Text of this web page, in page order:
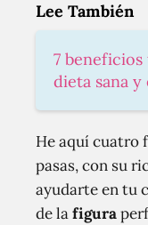
Lee También
7
dieta sana
He aquí cuatro
pasas, con su
ayudarte en tu
de lafigura